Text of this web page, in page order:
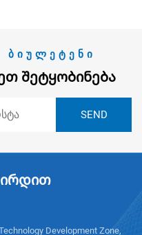
Შეტყობინება
Development Zone,